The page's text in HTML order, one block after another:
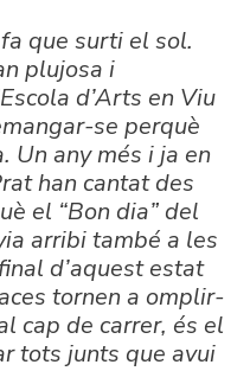
que surti el sol.
plujosa i
d’Arts en Viu
se perquè
Un any més i ja en
han cantat des
el “Bon dia” del
arribi també a les
d’aquest estat
tornen a omplir-
cap de carrer, és el
tots junts que avui